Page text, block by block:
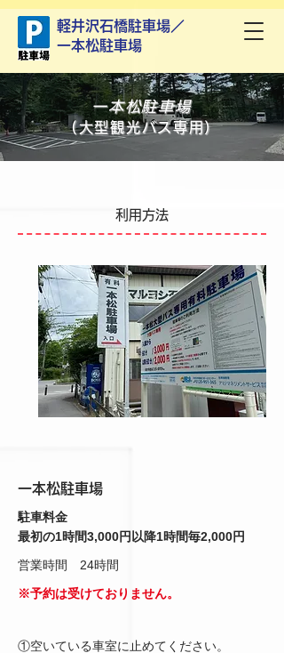
軽井沢石橋駐車場／
一本松駐車場
一本松駐車場
(大型観光バス専用)
利用方法
一本松駐車場
駐車料金
最初の1時間3,000円以降1時間毎2,000円
営業時間 24時間
※予約は受けておりません。
①空いている車室に止めてください。